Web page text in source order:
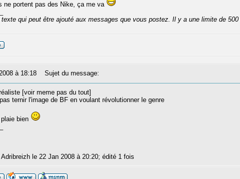
ne portent pas des Nike, ça me va
qui peut être ajouté aux messages que vous postez. Il y a une limite de
à 18:18 Sujet du message:
[voir meme pas du tout]
ternir l'image de BF en voulant révolutionner le genre
bien
Adribreizh le 22 Jan 2008 à 20:20; édité 1 fois